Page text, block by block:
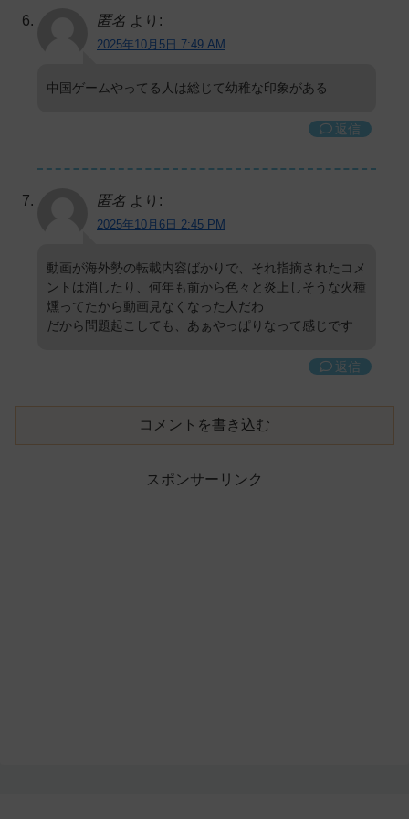
匿名 より:
2025年10月5日 7:49 AM
中国ゲームやってる人は総じて幼稚な印象がある
返信
匿名 より:
2025年10月6日 2:45 PM
動画が海外勢の転載内容ばかりで、それ指摘されたコメ
ントは消したり、何年も前から色々と炎上しそうな火種
燻ってたから動画見なくなった人だわ
だから問題起こしても、あぁやっぱりなって感じです
返信
コメントを書き込む
スポンサーリンク